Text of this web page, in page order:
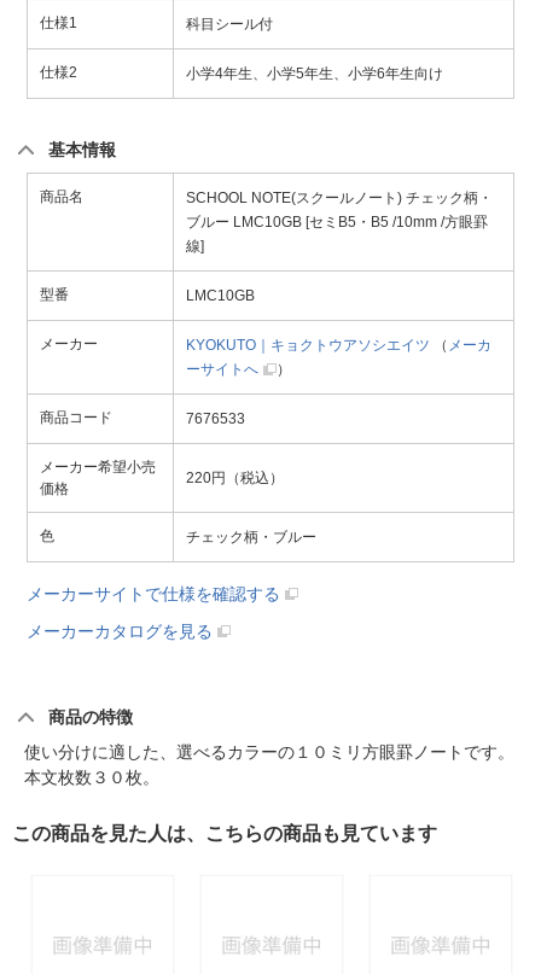
仕様1 科目シール付
仕様2 小学4年生、小学5年生、小学6年生向け
基本情報
商品名
SCHOOL NOTE(スクールノート) チェック柄・
ブルー LMC10GB [セミB5・B5 /10mm /方眼罫
線]
型番 LMC10GB
メーカー KYOKUTO｜キョクトウアソシエイツ （ メーカ
ーサイトへ
）
商品コード 7676533
メーカー希望小売
価格
220円（税込）
色 チェック柄・ブルー
メーカーサイトで仕様を確認する
メーカーカタログを見る
商品の特徴
使い分けに適した、選べるカラーの１０ミリ方眼罫ノートです。
本文枚数３０枚。
この商品を見た人は、こちらの商品も見ています